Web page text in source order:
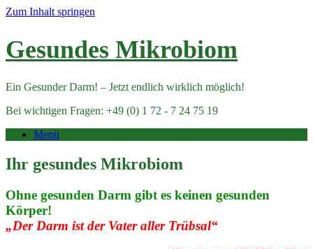
Zum Inhalt springen
Gesundes Mikrobiom
Ein Gesunder Darm! – Jetzt endlich wirklich möglich!
Bei wichtigen Fragen: +49 (0) 1 72 - 7 24 75 19
Menü
Ihr gesundes Mikrobiom
Ohne gesunden Darm gibt es keinen gesunden
Körper!
„Der Darm ist der Vater aller Trübsal“